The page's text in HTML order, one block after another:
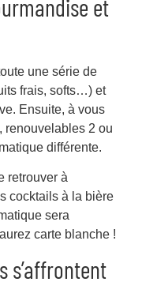
et
une série de
frais, softs…) et
Ensuite, à vous
renouvelables 2 ou
différente.
retrouver à
cocktails à la bière
sera
carte blanche !
s’affrontent